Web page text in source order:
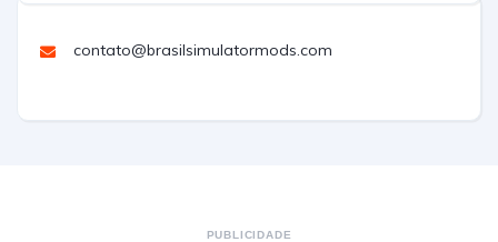
contato@brasilsimulatormods.com
PUBLICIDADE